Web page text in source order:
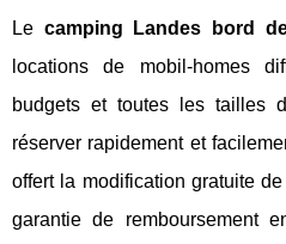
Le camping Landes bord
locations de mobil-homes
budgets et toutes les tailles
réserver rapidement et
offert la modification gratuite
garantie de remboursement